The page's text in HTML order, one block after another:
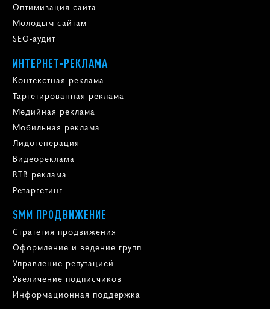
Оптимизация сайта
Молодым сайтам
SEO-аудит
ИНТЕРНЕТ-РЕКЛАМА
Контекстная реклама
Таргетированная реклама
Медийная реклама
Мобильная реклама
Лидогенерация
Видеореклама
RTB реклама
Ретаргетинг
SMM ПРОДВИЖЕНИЕ
Стратегия продвижения
Оформление и ведение групп
Управление репутацией
Увеличение подписчиков
Информационная поддержка